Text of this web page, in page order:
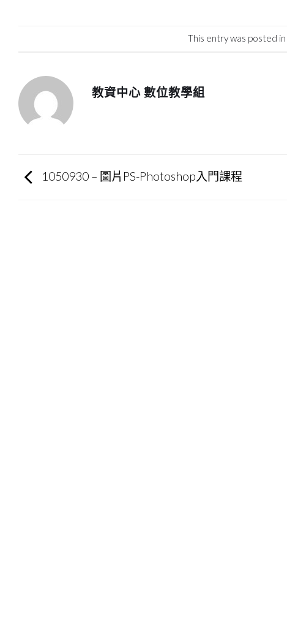
This entry was posted in
教資中心 數位教學組
1050930 – 圖片PS-Photoshop入門課程